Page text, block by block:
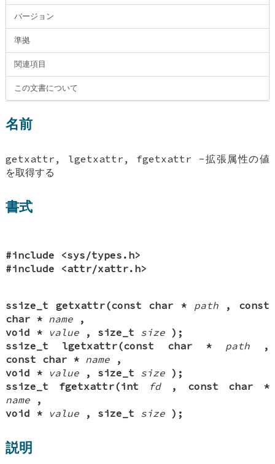
バージョン
準拠
関連項目
この文書について
名前
getxattr, lgetxattr, fgetxattr -拡張属性の値
を取得する
書式
#include <sys/types.h>
#include <attr/xattr.h>
ssize_t getxattr(const char * path
, const
char * name
,
void * value , size_t size );
ssize_t lgetxattr(const char *
path
,
const char * name
,
void * value , size_t size );
ssize_t fgetxattr(int
fd
, const char *
name
,
void * value , size_t size );
説明